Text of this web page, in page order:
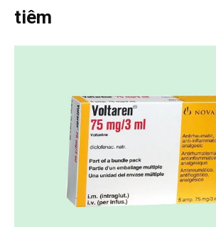
tiêm